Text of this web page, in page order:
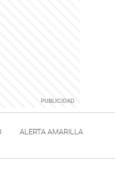
ALERTA AMARILLA